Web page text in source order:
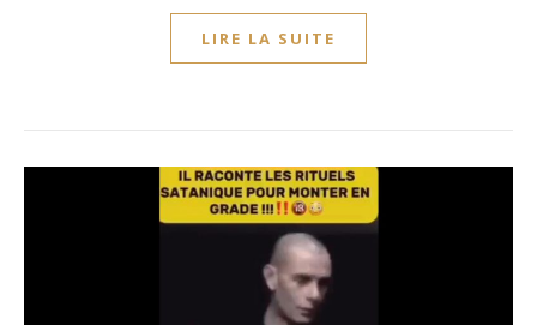
LIRE LA SUITE